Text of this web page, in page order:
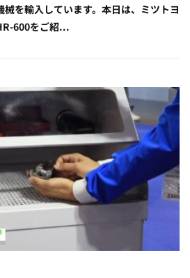
を輸入しています。本日は、ミツトヨ
600をご紹...